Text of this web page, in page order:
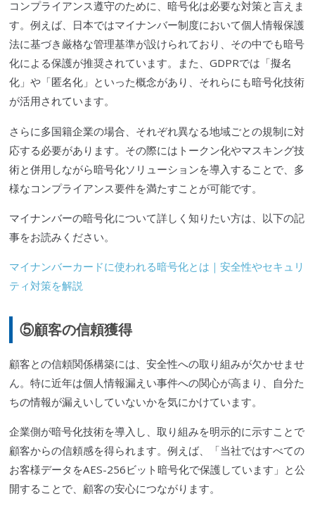
コンプライアンス遵守のために、暗号化は必要な対策と言えま
す。例えば、日本ではマイナンバー制度において個人情報保護
法に基づき厳格な管理基準が設けられており、その中でも暗号
化による保護が推奨されています。また、GDPRでは「擬名
化」や「匿名化」といった概念があり、それらにも暗号化技術
が活用されています。
さらに多国籍企業の場合、それぞれ異なる地域ごとの規制に対
応する必要があります。その際にはトークン化やマスキング技
術と併用しながら暗号化ソリューションを導入することで、多
様なコンプライアンス要件を満たすことが可能です。
マイナンバーの暗号化について詳しく知りたい方は、以下の記
事をお読みください。
マイナンバーカードに使われる暗号化とは｜安全性やセキュリ
ティ対策を解説
⑤顧客の信頼獲得
顧客との信頼関係構築には、安全性への取り組みが欠かせませ
ん。特に近年は個人情報漏えい事件への関心が高まり、自分た
ちの情報が漏えいしていないかを気にかけています。
企業側が暗号化技術を導入し、取り組みを明示的に示すことで
顧客からの信頼感を得られます。例えば、「当社ではすべての
お客様データをAES-256ビット暗号化で保護しています」と公
開することで、 顧客の安心につながります。